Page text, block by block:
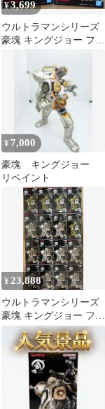
¥3,699
ウルトラマンシリーズ
豪塊 キングジョー フィ
¥ 7,000
豪塊 キングジョー
リペイント
¥23,888
ウルトラマンシリーズ
豪塊 キングジョー フィ
ギュア １６点セット